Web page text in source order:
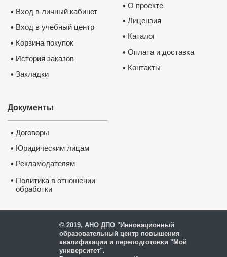
• О проекте
• Лицензия
• Каталог
• Оплата и доставка
• Контакты
• Вход в личный кабинет
• Вход в учебный центр
• Корзина покупок
• История заказов
• Закладки
Документы
• Договоры
• Юридическим лицам
• Рекламодателям
• Политика в отношении
обработки
© 2019, АНО ДПО "Инновационный
образовательный центр повышения
квалификации и переподготовки "Мой
университет".